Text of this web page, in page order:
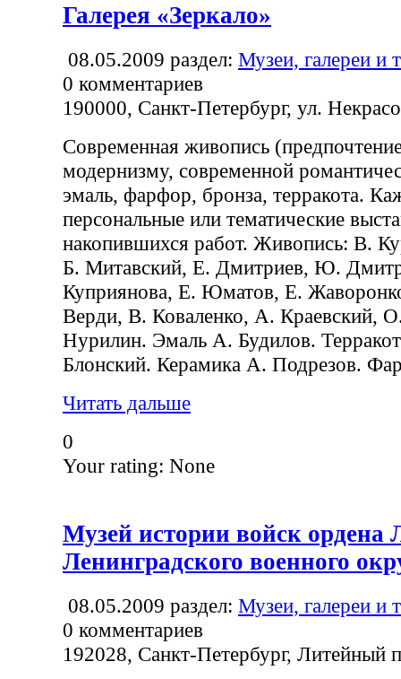
Галерея «Зеркало»
08.05.2009 раздел: Музеи, галереи и
0 комментариев
190000, Санкт-Петербург, ул.
Современная живопись
модернизму, современной
эмаль, фарфор, бронза, терракота.
персональные или тематические
накопившихся работ. Живопись: В.
Б. Митавский, Е. Дмитриев, Ю.
Куприянова, Е. Юматов, Е.
Верди, В. Коваленко, А. Краевский,
Нурилин. Эмаль А. Будилов.
Блонский. Керамика А. Подрезов.
Читать дальше
0
Your rating: None
Музей истории войск ордена
Ленинградского военного
08.05.2009 раздел: Музеи, галереи и
0 комментариев
192028, Санкт-Петербург, Литейный